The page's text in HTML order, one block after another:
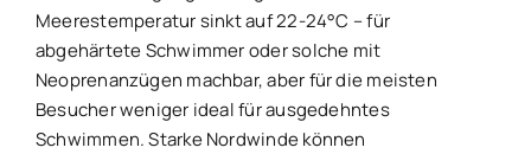
Meerestemperatur sinkt auf 22-24°C – für
abgehärtete Schwimmer oder solche mit
Neoprenanzügen machbar, aber für die meisten
Besucher weniger ideal für ausgedehntes
Schwimmen. Starke Nordwinde können